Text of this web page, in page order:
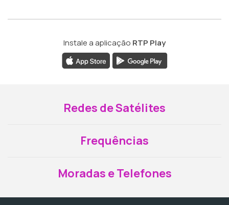
Instale a aplicação RTP Play
Redes de Satélites
Frequências
Moradas e Telefones